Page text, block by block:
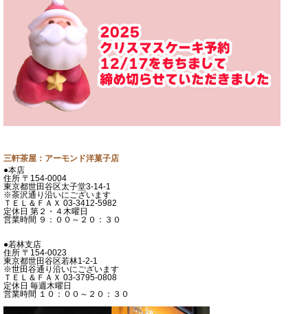
三軒茶屋：アーモンド洋菓子店
●本店
住所 〒154-0004
東京都世田谷区太子堂3-14-1
※茶沢通り沿いにございます
ＴＥＬ＆ＦＡＸ 03-3412-5982
定休日 第２・４木曜日
営業時間 ９：００～２０：３０
●若林支店
住所 〒154-0023
東京都世田谷区若林1-2-1
※世田谷通り沿いにございます
ＴＥＬ＆ＦＡＸ 03-3795-0808
定休日 毎週木曜日
営業時間 １０：００～２０：３０